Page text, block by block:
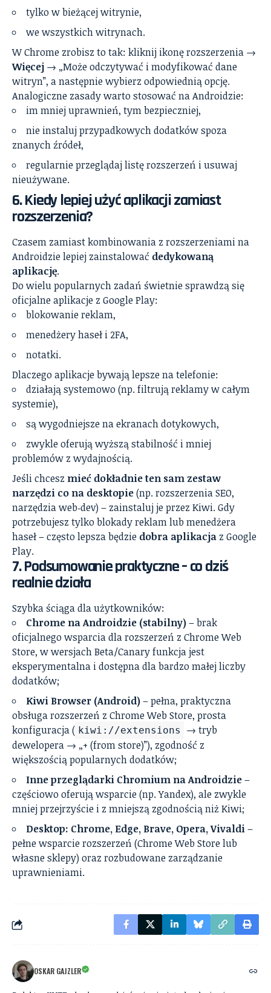
tylko w bieżącej witrynie,
we wszystkich witrynach.
W Chrome zrobisz to tak: kliknij ikonę rozszerzenia →
Więcej → „Może odczytywać i modyfikować dane
witryn”, a następnie wybierz odpowiednią opcję.
Analogiczne zasady warto stosować na Androidzie:
im mniej uprawnień, tym bezpieczniej,
nie instaluj przypadkowych dodatków spoza
znanych źródeł,
regularnie przeglądaj listę rozszerzeń i usuwaj
nieużywane.
6. Kiedy lepiej użyć aplikacji zamiast
rozszerzenia?
Czasem zamiast kombinowania z rozszerzeniami na
Androidzie lepiej zainstalować dedykowaną
aplikację.
Do wielu popularnych zadań świetnie sprawdzą się
oficjalne aplikacje z Google Play:
blokowanie reklam,
menedżery haseł i 2FA,
notatki.
Dlaczego aplikacje bywają lepsze na telefonie:
działają systemowo (np. filtrują reklamy w całym
systemie),
są wygodniejsze na ekranach dotykowych,
zwykle oferują wyższą stabilność i mniej
problemów z wydajnością.
Jeśli chcesz mieć dokładnie ten sam zestaw
narzędzi co na desktopie(np. rozszerzenia SEO,
narzędzia web‑dev) – zainstaluj je przez Kiwi. Gdy
potrzebujesz tylko blokady reklam lub menedżera
haseł – często lepsza będzie dobra aplikacja z Google
Play.
7. Podsumowanie praktyczne – co dziś
realnie działa
Szybka ściąga dla użytkowników:
Chrome na Androidzie (stabilny)– brak
oficjalnego wsparcia dla rozszerzeń z Chrome Web
Store, w wersjach Beta/Canary funkcja jest
eksperymentalna i dostępna dla bardzo małej liczby
dodatków;
Kiwi Browser (Android)– pełna, praktyczna
obsługa rozszerzeń z Chrome Web Store, prosta
konfiguracja ( kiwi://extensions
→ tryb
dewelopera → „+ (from store)”), zgodność z
większością popularnych dodatków;
Inne przeglądarki Chromium na Androidzie–
częściowo oferują wsparcie (np. Yandex), ale zwykle
mniej przejrzyście i z mniejszą zgodnością niż Kiwi;
Desktop: Chrome, Edge, Brave, Opera, Vivaldi–
pełne wsparcie rozszerzeń (Chrome Web Store lub
własne sklepy) oraz rozbudowane zarządzanie
uprawnieniami.
OSKAR GAJZLER